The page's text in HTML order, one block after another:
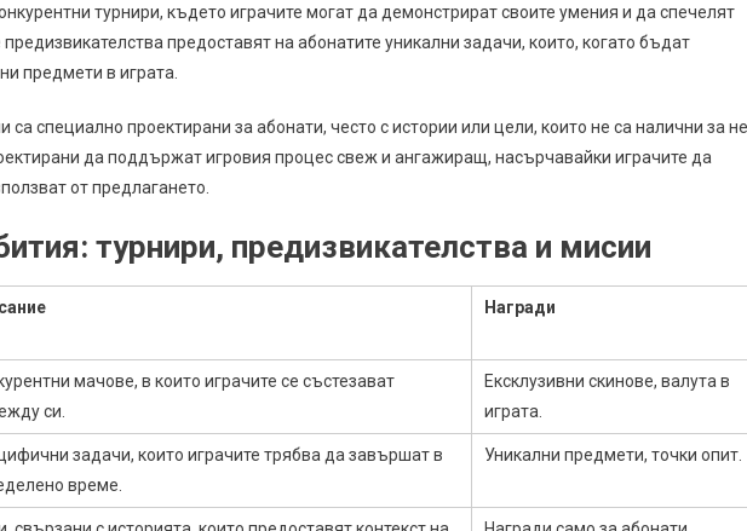
турнири, където играчите могат да демонстрират своите умения и да спечелят
предоставят на абонатите уникални задачи, които, когато бъдат
предмети в играта.
са специално проектирани за абонати, често с истории или цели, които не са налични за
да поддържат игровия процес свеж и ангажиращ, насърчавайки играчите да
от предлагането.
турнири, предизвикателства и мисии
Награди
мачове, в които играчите се състезават
си.
Ексклузивни скинове, валута в
играта.
задачи, които играчите трябва да завършат в
време.
Уникални предмети, точки опит.